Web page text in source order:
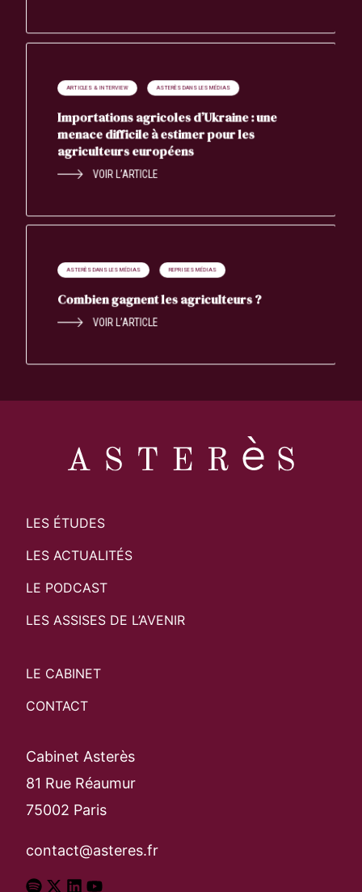
ARTICLES & INTERVIEW ASTERÈS DANS LES MÉDIAS
Importations agricoles d’Ukraine : une
menace difficile à estimer pour les
agriculteurs européens
VOIR L’ARTICLE
ASTERÈS DANS LES MÉDIAS REPRISES MÉDIAS
Combien gagnent les agriculteurs ?
VOIR L’ARTICLE
LES ÉTUDES
LES ACTUALITÉS
LE PODCAST
LES ASSISES DE L’AVENIR
LE CABINET
CONTACT
Cabinet Asterès
81 Rue Réaumur
75002 Paris
contact@asteres.fr